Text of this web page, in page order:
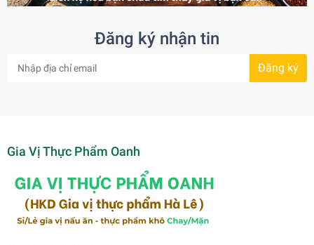
Đăng ký nhận tin
Đăng ký
Gia Vị Thực Phẩm Oanh